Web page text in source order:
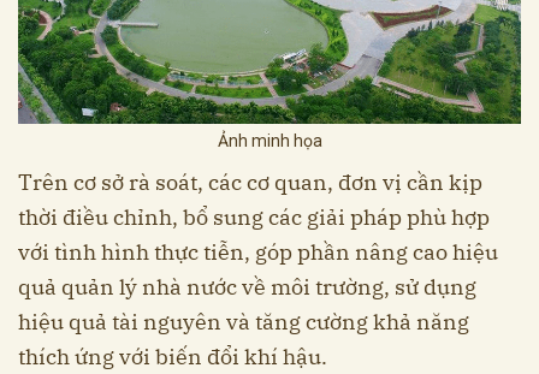
Ảnh minh họa
Trên cơ sở rà soát, các cơ quan, đơn vị cần kịp
thời điều chỉnh, bổ sung các giải pháp phù hợp
với tình hình thực tiễn, góp phần nâng cao hiệu
quả quản lý nhà nước về môi trường, sử dụng
hiệu quả tài nguyên và tăng cường khả năng
thích ứng với biến đổi khí hậu.